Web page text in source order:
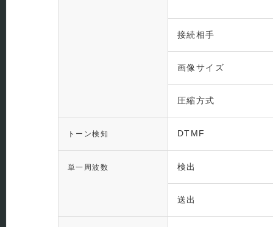
接続相手
画像サイズ
圧縮方式
トーン検知 DTMF
単一周波数 検出
送出